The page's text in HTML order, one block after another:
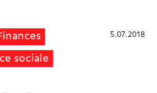
5.07.2018
sociale
5.07.2018